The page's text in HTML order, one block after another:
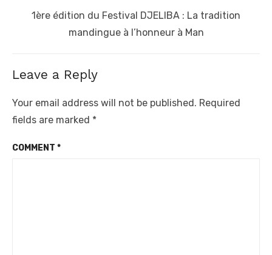
Next1ère édition du Festival DJELIBA : La tradition
mandingue à l’honneur à Man
Leave a Reply
Your email address will not be published. Required
fields are marked *
COMMENT *